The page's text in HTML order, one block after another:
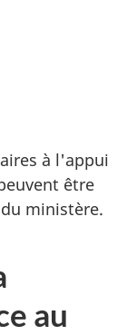
à l'appui
être
ministère.
au